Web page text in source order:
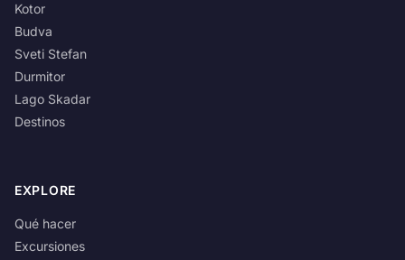
Kotor
Budva
Sveti Stefan
Durmitor
Lago Skadar
Destinos
EXPLORE
Qué hacer
Excursiones